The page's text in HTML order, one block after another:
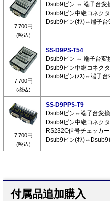
7,700円
(税込)
Dsub9ピン ⇔ 端子台変
Dsub9ピン中継コネク
Dsub9ピン(ｵｽ)⇔端子台
7,700円
(税込)
SS-D9PS-T54
Dsub9ピン ⇔ 端子台変
Dsub9ピン中継コネク
Dsub9ピン(ﾒｽ)⇔端子台
7,700円
(税込)
SS-D9PPS-T9
Dsub9ピン⇔端子台変換
Dsub9ピン中継コネク
RS232C信号チェッカー
Dsub9ピン(ｵｽ
付属品追加購入